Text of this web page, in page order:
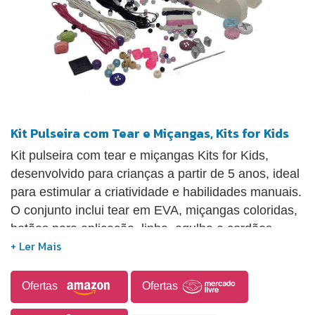
Kit Pulseira com Tear e Miçangas, Kits for Kids
Kit pulseira com tear e miçangas Kits for Kids,
desenvolvido para crianças a partir de 5 anos, ideal
para estimular a criatividade e habilidades manuais.
O conjunto inclui tear em EVA, miçangas coloridas,
botões para aplicação, linha, agulha e cordões,
permitindo a confecção de pulseiras
montagem e exemplos de peças, facilitando o uso.
Indicado para atividades recreativas e educativas,
Ofertas Ofertas